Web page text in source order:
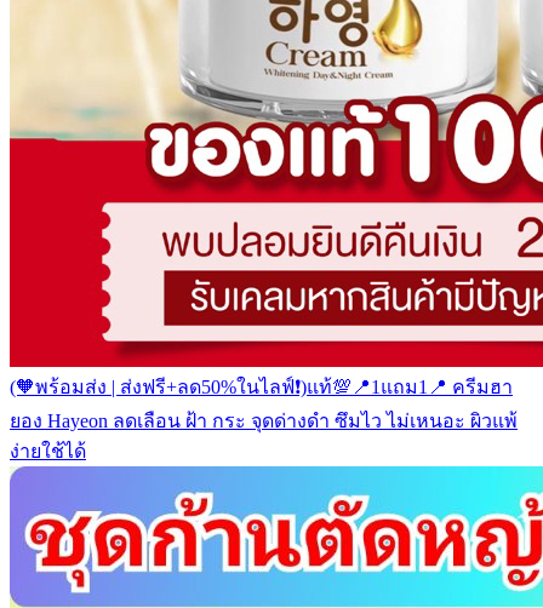
(🧡พร้อมส่ง | ส่งฟรี+ลด50%ในไลฟ์❗️)แท้💯📍1แถม1📍 ครีมฮา
ยอง Hayeon ลดเลือน ฝ้า กระ จุดด่างดำ ซึมไว ไม่เหนอะ ผิวแพ้
ง่ายใช้ได้